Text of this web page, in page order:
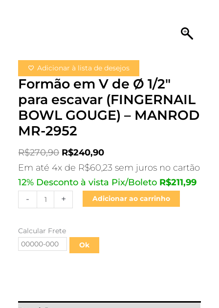
Adicionar à lista de desejos
Formão em V de Ø 1/2″
para escavar (FINGERNAIL
BOWL GOUGE) – MANROD
MR-2952
R$270,90 R$240,90
Em até 4x de R$60,23 sem juros no cartão
12% Desconto à vista Pix/Boleto R$211,99
- + Adicionar ao carrinho
Calcular Frete
Ok